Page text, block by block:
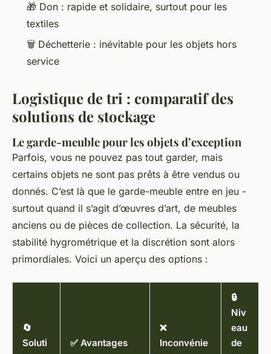
🎁 Don : rapide et solidaire, surtout pour les
textiles
🗑️ Déchetterie : inévitable pour les objets hors
service
Logistique de tri : comparatif des
solutions de stockage
Le garde-meuble pour les objets d’exception
Parfois, vous ne pouvez pas tout garder, mais
certains objets ne sont pas prêts à être vendus ou
donnés. C’est là que le garde-meuble entre en jeu -
surtout quand il s’agit d’œuvres d’art, de meubles
anciens ou de pièces de collection. La sécurité, la
stabilité hygrométrique et la discrétion sont alors
primordiales. Voici un aperçu des options :
🔄
Soluti
✅ Avantages
❌
Inconvénie
🔒
Niv
eau
de